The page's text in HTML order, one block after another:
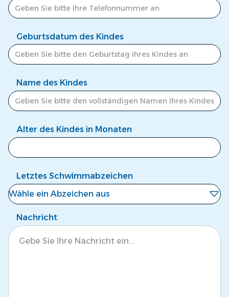
Geburtsdatum des Kindes
Name des Kindes
Alter des Kindes in Monaten
Letztes Schwimmabzeichen
Wähle ein Abzeichen aus
Noch kein Abzeichen
Nachricht